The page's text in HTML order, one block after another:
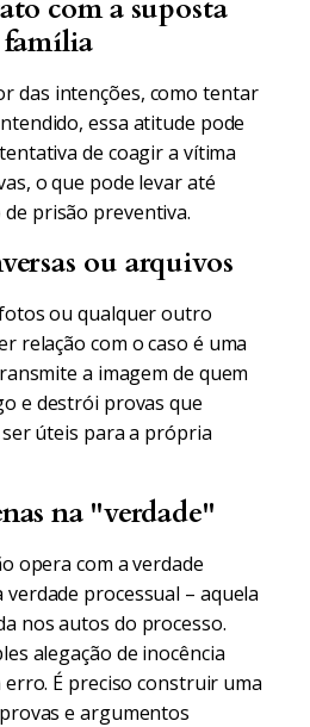
com a suposta
das intenções, como tentar
essa atitude pode
de coagir a vítima
o que pode levar até
prisão preventiva.
ou arquivos
ou qualquer outro
relação com o caso é uma
a imagem de quem
e destrói provas que
úteis para a própria
na "verdade"
opera com a verdade
processual – aquela
nos autos do processo.
alegação de inocência
É preciso construir uma
e argumentos